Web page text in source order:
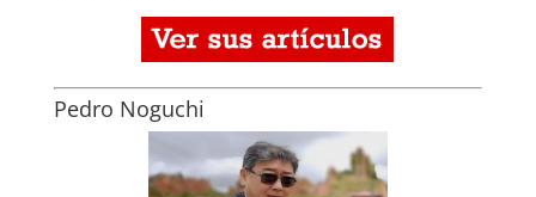
Pedro Noguchi